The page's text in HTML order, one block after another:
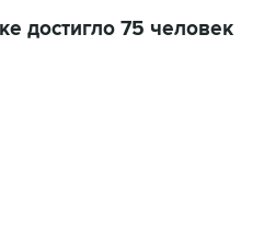
достигло 75 человек